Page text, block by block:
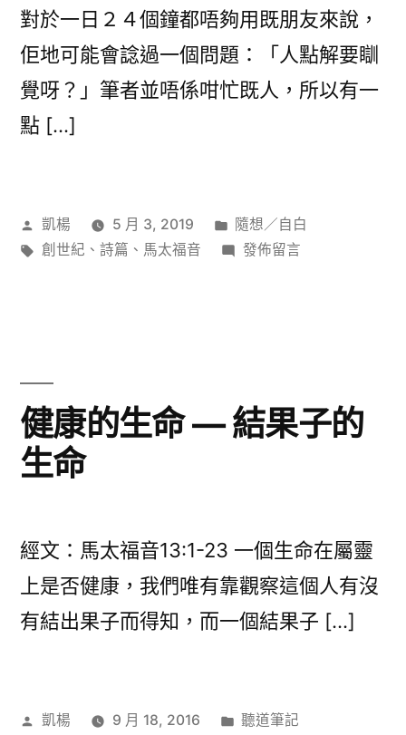
對於一日２４個鐘都唔夠用既朋友來說，
佢地可能會諗過一個問題：「人點解要瞓
覺呀？」筆者並唔係咁忙既人，所以有一
點 […]
作
者:
凱楊 5 月 3, 2019
分
類:
隨想／自白
標
創世紀 、 詩篇 、 馬太福音
在
瞓
覺？〉
發佈留言
健康的生命 — 結果子的
生命
經文：馬太福音13:1-23 一個生命在屬靈
上是否健康，我們唯有靠觀察這個人有沒
有結出果子而得知，而一個結果子 […]
作
凱楊 9 月 18, 2016
分
聽道筆記